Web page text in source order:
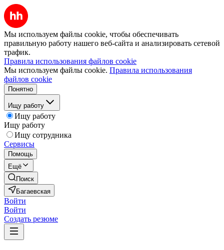
Мы используем файлы cookie, чтобы обеспечивать
правильную работу нашего веб-сайта и анализировать сетевой
трафик.
Правила использования файлов cookie
Мы используем файлы cookie. Правила использования
файлов cookie
Понятно
Ищу работу
Ищу работу
Ищу работу
Ищу сотрудника
Сервисы
Помощь
Ещё
Поиск
Багаевская
Войти
Войти
Создать резюме